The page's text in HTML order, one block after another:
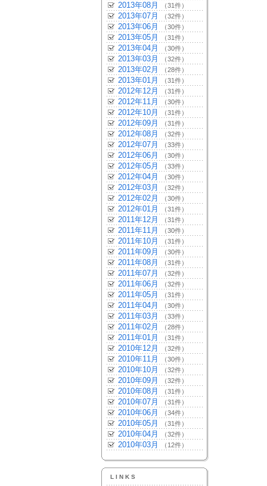
2013年08月 （31件）
2013年07月 （32件）
2013年06月 （30件）
2013年05月 （31件）
2013年04月 （30件）
2013年03月 （32件）
2013年02月 （28件）
2013年01月 （31件）
2012年12月 （31件）
2012年11月 （30件）
2012年10月 （31件）
2012年09月 （31件）
2012年08月 （32件）
2012年07月 （33件）
2012年06月 （30件）
2012年05月 （33件）
2012年04月 （30件）
2012年03月 （32件）
2012年02月 （30件）
2012年01月 （31件）
2011年12月 （31件）
2011年11月 （30件）
2011年10月 （31件）
2011年09月 （30件）
2011年08月 （31件）
2011年07月 （32件）
2011年06月 （32件）
2011年05月 （31件）
2011年04月 （30件）
2011年03月 （33件）
2011年02月 （28件）
2011年01月 （31件）
2010年12月 （32件）
2010年11月 （30件）
2010年10月 （32件）
2010年09月 （32件）
2010年08月 （31件）
2010年07月 （31件）
2010年06月 （34件）
2010年05月 （31件）
2010年04月 （32件）
2010年03月 （12件）
LINKS